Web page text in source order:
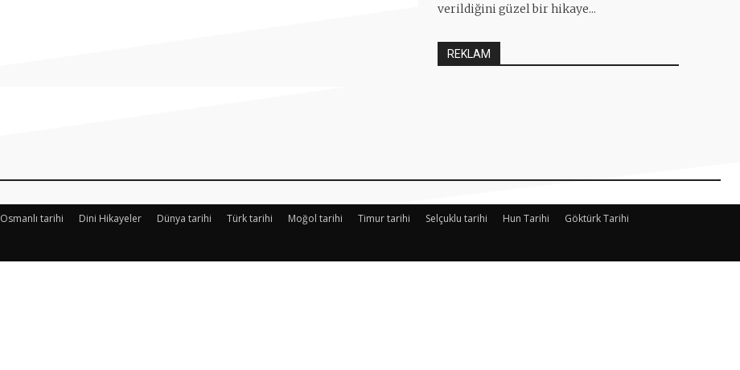
verildiğini güzel bir hikaye...
REKLAM
Osmanlı tarihi Dini Hikayeler Dünya tarihi Türk tarihi Moğol tarihi Timur tarihi Selçuklu tarihi Hun Tarihi Göktürk Tarihi